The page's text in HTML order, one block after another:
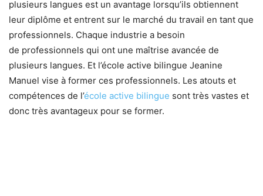
plusieurs langues est un avantage lorsqu’ils obtiennent
leur diplôme et entrent sur le marché du travail en tant que
professionnels. Chaque industrie a besoin
de professionnels qui ont une maîtrise avancée de
plusieurs langues. Et l’école active bilingue Jeanine
Manuel vise à former ces professionnels. Les atouts et
compétences de l’école active bilingue sont très vastes et
donc très avantageux pour se former.